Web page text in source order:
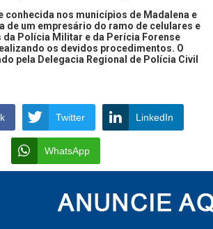
conhecida nos municípios de Madalena e
de um empresário do ramo de celulares e
Polícia Militar e da Perícia Forense
os devidos procedimentos. O
pela Delegacia Regional de Polícia Civil
Twitter LinkedIn
WhatsApp